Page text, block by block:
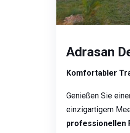
Adrasan
Komfortabler
Genießen Sie
einzigartigem
professionellen